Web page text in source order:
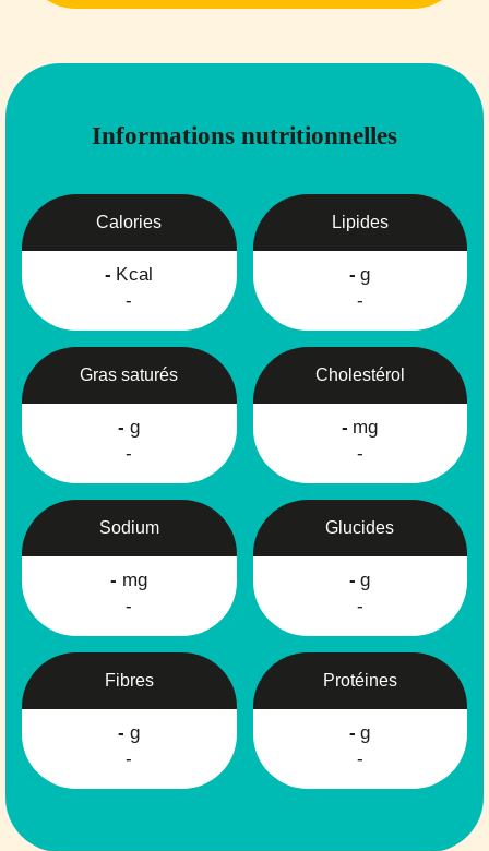
Informations nutritionnelles
Calories
- Kcal
-
Lipides
- g
-
Gras saturés
- g
-
Cholestérol
- mg
-
Sodium
- mg
-
Glucides
- g
-
Fibres
- g
-
Protéines
- g
-